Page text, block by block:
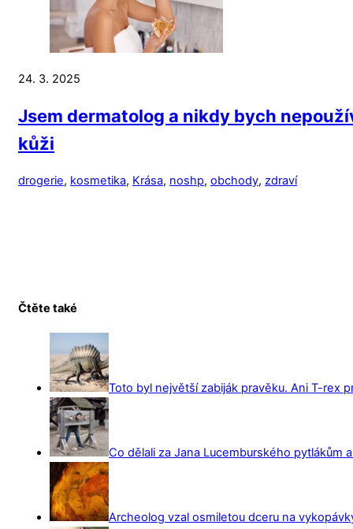
24. 3. 2025
Jsem dermatolog a nikdy bych
kůži
drogerie, kosmetika, Krása, noshp, obchody, zdraví
Čtěte také
Toto byl největší zabiják pravěku. Ani T-rex
Co dělali za Jana Lucemburského pytlákům
Archeolog vzal osmiletou dceru na